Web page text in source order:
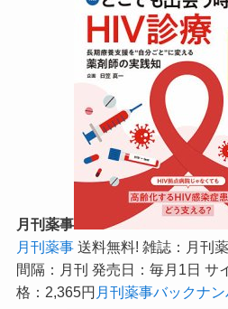
月刊薬事
月刊薬事送料無料! 雑誌：月刊
間隔：月刊 発売日：毎月1日 サ
格：2,365円 月刊薬事バックナ